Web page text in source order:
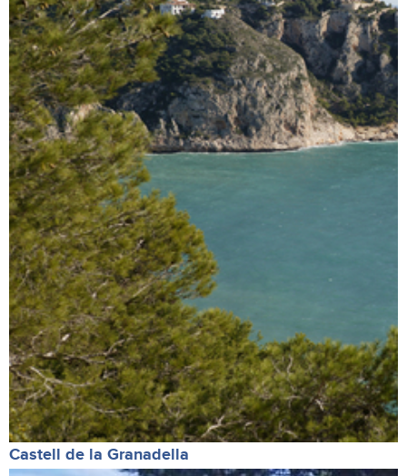
Castell de la Granadella